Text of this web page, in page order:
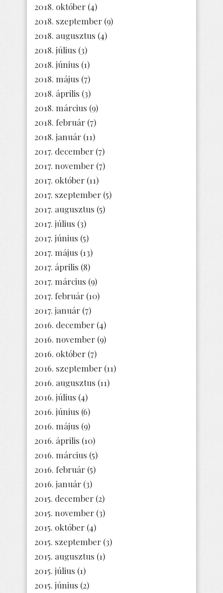
2018. október (4)
2018. szeptember (9)
2018. augusztus (4)
2018. július (3)
2018. június (1)
2018. május (7)
2018. április (3)
2018. március (9)
2018. február (7)
2018. január (11)
2017. december (7)
2017. november (7)
2017. október (11)
2017. szeptember (5)
2017. augusztus (5)
2017. július (3)
2017. június (5)
2017. május (13)
2017. április (8)
2017. március (9)
2017. február (10)
2017. január (7)
2016. december (4)
2016. november (9)
2016. október (7)
2016. szeptember (11)
2016. augusztus (11)
2016. július (4)
2016. június (6)
2016. május (9)
2016. április (10)
2016. március (5)
2016. február (5)
2016. január (3)
2015. december (2)
2015. november (3)
2015. október (4)
2015. szeptember (3)
2015. augusztus (1)
2015. július (1)
2015. június (2)